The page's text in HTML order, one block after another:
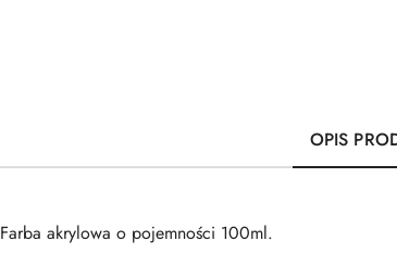
OPIS
Farba akrylowa o pojemności 100ml.